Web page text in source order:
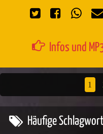
Infos und
1
Häufige